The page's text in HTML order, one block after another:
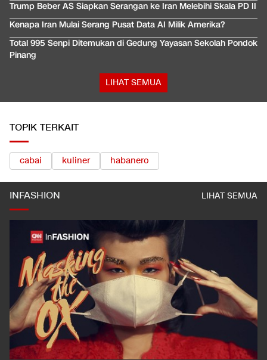
Trump Beber AS Siapkan Serangan ke Iran Melebihi Skala PD II
Kenapa Iran Mulai Serang Pusat Data AI Milik Amerika?
Total 995 Senpi Ditemukan di Gedung Yayasan Sekolah Pondok
Pinang
LIHAT SEMUA
TOPIK TERKAIT
cabai kuliner habanero
INFASHION LIHAT SEMUA